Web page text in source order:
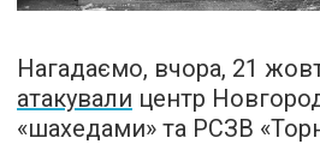
Нагадаємо, вчора, 21
атакували центр
«шахедами» та РСЗВ